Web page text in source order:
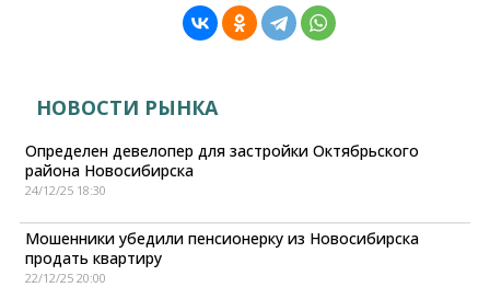
НОВОСТИ РЫНКА
Определен девелопер для застройки Октябрьского
района Новосибирска
24/12/25 18:30
Мошенники убедили пенсионерку из Новосибирска
продать квартиру
22/12/25 20:00